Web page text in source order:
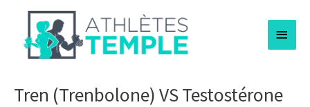
contenu
Menu
Tren (Trenbolone) VS Testostérone